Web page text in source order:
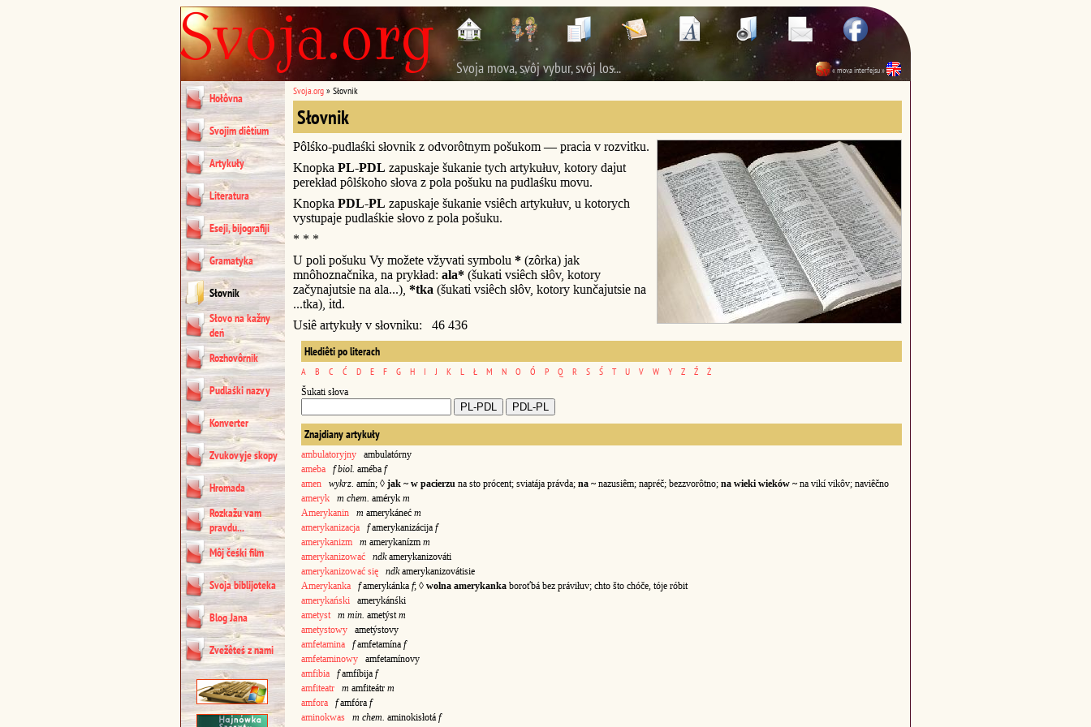
Svoja mova, svôj vybur, svôj los... « mova interfejsu »
Hołôvna
Svojim diêtium
Artykuły
Literatura
Eseji, bijografiji
Gramatyka
Słovnik
Słovo na kažny
deń
Rozhovôrnik
Pudlaśki nazvy
Konverter
Zvukovyje skopy
Hromada
Rozkažu vam
pravdu...
Môj čeśki film
Svoja biblijoteka
Blog Jana
Zvežêteś z nami
Svoja.org » Słovnik
Słovnik
Pôlśko-pudlaśki słovnik z odvorôtnym pošukom — pracia v rozvitku.
Knopka PL-PDL zapuskaje šukanie tych artykułuv, kotory dajut
perekład pôlśkoho słova z pola pošuku na pudlaśku movu.
Knopka PDL-PL zapuskaje šukanie vsiêch artykułuv, u kotorych
vystupaje pudlaśkie słovo z pola pošuku.
* * *
U poli pošuku Vy možete vžyvati symbolu * (zôrka) jak
mnôhoznačnika, na prykład: ala* (šukati vsiêch słôv, kotory
začynajutsie na ala...), *tka (šukati vsiêch słôv, kotory kunčajutsie na
...tka), itd.
Usiê artykuły v słovniku: 46 436
Hlediêti po literach
A B C Ć D E F G H I J K L Ł M N O Ó P Q R S Ś T U V W Y Z Ź Ż
Šukati słova
Znajdiany artykuły
ambulatoryjny ambulatórny
ameba
f biol. améba f
amen
wykrz. amín; ◊ jak ~ w pacierzu na sto prócent; sviatája právda; na ~ nazusiêm; napréč; bezzvorôtno; na wieki wieków ~ na vikí vikôv; naviêčno
ameryk
m chem. améryk m
Amerykanin
m amerykáneć m
amerykanizacja
famerykanizácija f
amerykanizm
m amerykanízm m
amerykanizować
ndkamerykanizováti
amerykanizować się
ndkamerykanizovátisie
Amerykanka
famerykánka f; ◊ wolna amerykanka boroťbá bez práviłuv; chto što chóče, tóje róbit
amerykański amerykánśki
ametyst
m min. ametýst m
ametystowy ametýstovy
amfetamina
famfetamína f
amfetaminowy amfetamínovy
amfibia
famfíbija f
amfiteatr
m amfiteátr m
amfora
famfóra f
aminokwas
m chem. aminokisłotá f